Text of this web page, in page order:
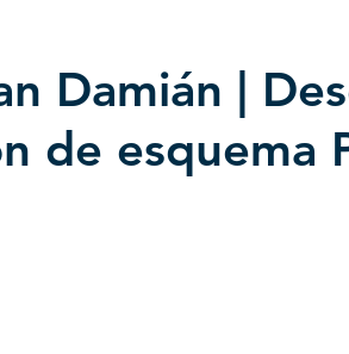
sin fondo minimalista psd
Damián |
de esquema